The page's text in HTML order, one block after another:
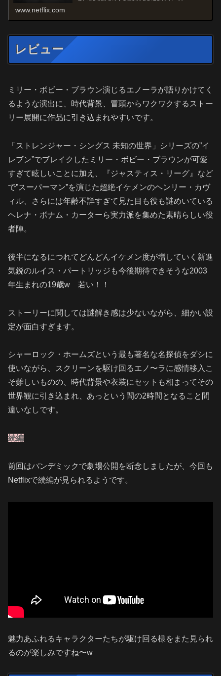
www.netflix.com
レビュー
ミリー・ボビー・ブラウン演じるエノーラが語りかけてく
るような演出に、時代背景、冒頭からワクワクするストー
リー展開に作品に引き込まれやすいです。
「ストレンジャー・シングス 未知の世界」シリーズの”イ
レブン”でブレイクしたミリー・ボビー・ブラウンが可愛
すぎて眩しいことに加え、『ジャスティス・リーグ』など
で”スーパーマン”を演じた超絶イケメンのヘンリー・カヴ
ィル、さらには年齢不詳すぎて見た目も役も謎めいている
ヘレナ・ボナム・カーターら実力派を集めた素晴らしい役
者陣。
後半になるにつれてどんどんイケメン度が増していく新進
気鋭のルイス・パートリッジも今後期待できそうな2003
年生まれの19歳w 若い！！
ストーリーに関しては謎解き感は少ないながら、細かい設
定が面白すぎます。
シャーロック・ホームズという最も著名な名探偵をダシに
使いながら、スクリーンを駆け回るエノ〜ラに感情移入こ
そ難しいものの、時代背景や衣装にセットも相まってその
世界観に引き込まれ、あっという間の2時間となること間
違いなしです。
続編
前回はパンデミックで劇場公開を断念しましたが、今回も
Netflixで続編が見られるようです。
魅力あふれるキャラクターたちが駆け回る様をまた見られ
るのが楽しみですね〜w